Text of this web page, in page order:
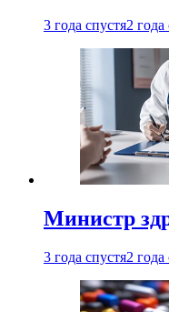
3 года спустя2 года
Министр
3 года спустя2 года